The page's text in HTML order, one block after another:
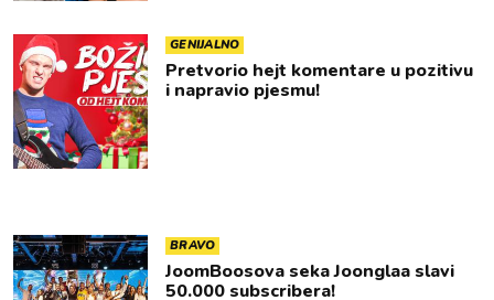
GENIJALNO
Pretvorio hejt komentare u pozitivu
i napravio pjesmu!
BRAVO
JoomBoosova seka Joonglaa slavi
50.000 subscribera!